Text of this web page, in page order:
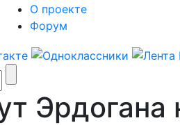
О проекте
Форум
Эрдогана